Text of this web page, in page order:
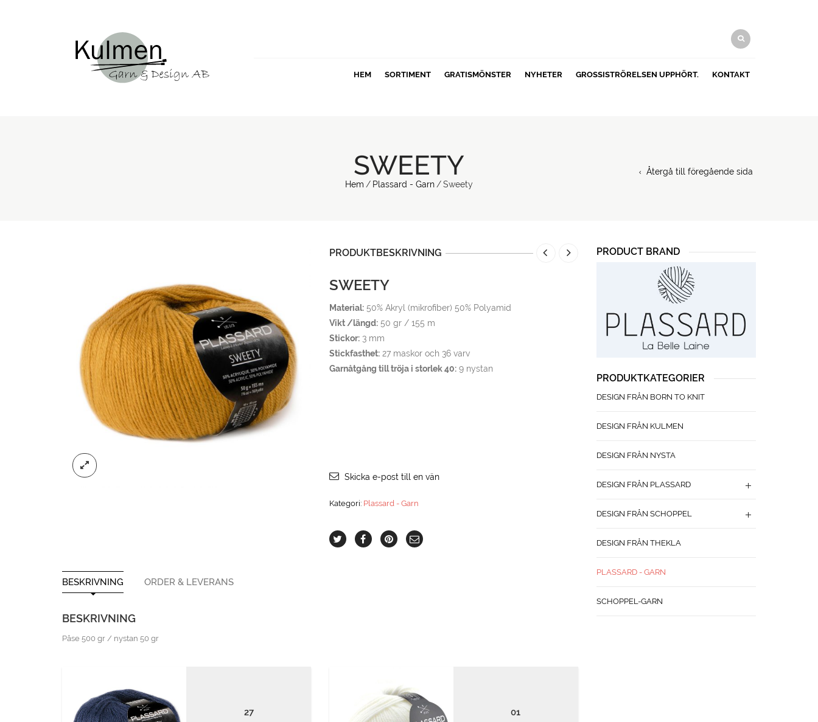
HEM SORTIMENT GRATISMÖNSTER NYHETER GROSSISTRÖRELSEN UPPHÖRT. KONTAKT
SWEETY
Hem / Plassard - Garn /Sweety
Återgå till föregående sida
PRODUKTBESKRIVNING
SWEETY
Material:50% Akryl (mikrofiber) 50% Polyamid
Vikt /längd:50 gr / 155 m
Stickor:3 mm
Stickfasthet:27 maskor och 36 varv
Garnåtgång till tröja i storlek 40:9 nystan
Skicka e-post till en vän
Kategori: Plassard - Garn
BESKRIVNING ORDER & LEVERANS
BESKRIVNING
Påse 500 gr / nystan 50 gr
27 01
PRODUCT BRAND
PRODUKTKATEGORIER
DESIGN FRÅN BORN TO KNIT
DESIGN FRÅN KULMEN
DESIGN FRÅN NYSTA
DESIGN FRÅN PLASSARD
DESIGN FRÅN SCHOPPEL
DESIGN FRÅN THEKLA
PLASSARD - GARN
SCHOPPEL-GARN